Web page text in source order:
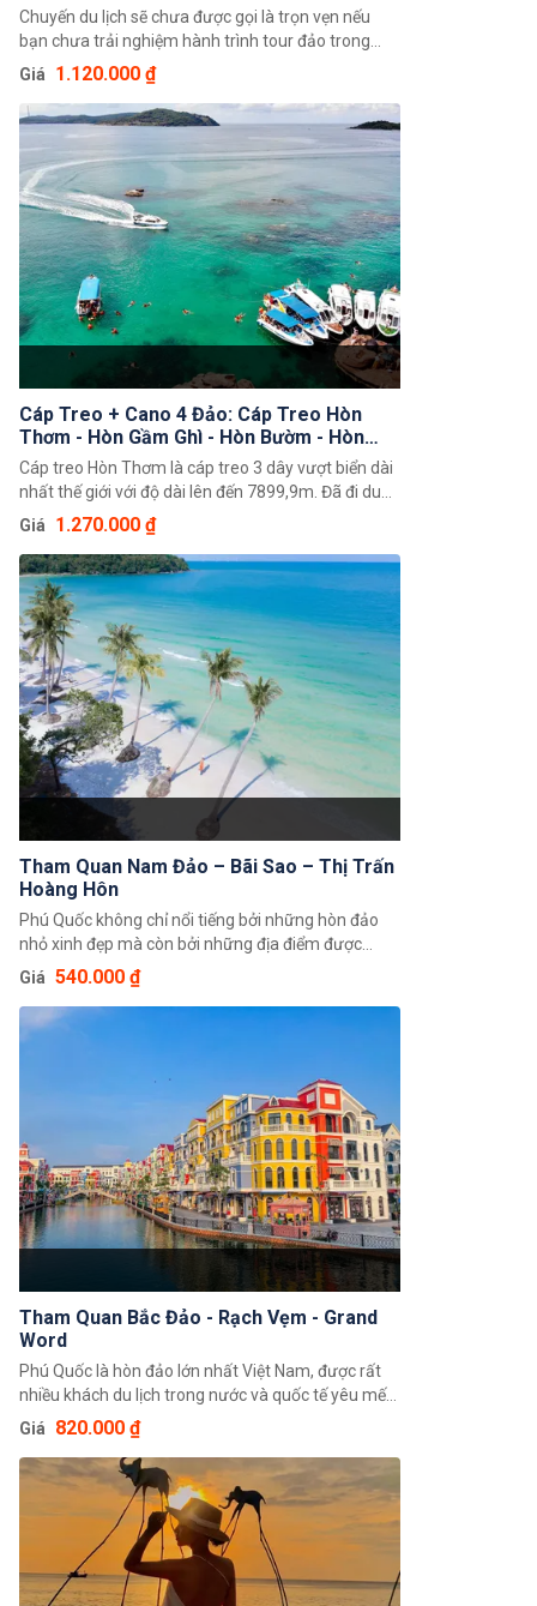
Chuyến du lịch sẽ chưa được gọi là trọn vẹn nếu
bạn chưa trải nghiệm hành trình tour đảo trong
ngày, sẽ càng thú vị hơn khi được kết hợp trải
nghiệm cáp treo hòn Thơm và công viên nước
Aquatopia. Tất cả tàu đều có 2 tầng với sức chứa
từ 30 đến 90 khách, tầng dưới là nơi sinh hoạt
chung và dùng bữa trưa, tầng trên là khu vực nghỉ
ngơi với các ghế nằm. Đây là loại hình di chuyển
thích hợp cho gia đình hoặc nhóm nhiều người.
Giá 1.120.000 ₫
Cáp Treo + Cano 4 Đảo: Cáp Treo Hòn
Thơm - Hòn Gầm Ghì - Hòn Bườm - Hòn
Mây Rút Trong
Cáp treo Hòn Thơm là cáp treo 3 dây vượt biển dài
nhất thế giới với độ dài lên đến 7899,9m. Đã đi du
lịch Phú Quốc không thể nào bỏ qua cơ hội trải
nghiệm tuyến cáp treo này. Ngoài ra quý khách còn
được vui chơi tại công viên nước Aquatopia và
tham gia Tour khám phá 4 hòn đảo đẹp nhất phía
nam Phú Quốc.
Giá 1.270.000 ₫
Tham Quan Nam Đảo – Bãi Sao – Thị Trấn
Hoàng Hôn
Phú Quốc không chỉ nổi tiếng bởi những hòn đảo
nhỏ xinh đẹp mà còn bởi những địa điểm được
thiên nhiên ban cho vẻ đẹp ngoạn mục, những
ngành nghề truyền thống mà không nhầm lẫn vào
bất cứ điểm đến du lịch nào khác. Đến Phú Quốc
không thể thiếu chuyến tham quan phía Nam, nơi
Giá 540.000 ₫
Tham Quan Bắc Đảo - Rạch Vẹm - Grand
Word
Phú Quốc là hòn đảo lớn nhất Việt Nam, được rất
nhiều khách du lịch trong nước và quốc tế yêu mến
bởi vẻ đẹp hoang sơ của thiên nhiên. Phú Quốc
không chỉ có biển mà còn có cả núi, rừng, những
con suối và những khu làng chài nổi tiếng xuất hiện
rất nhiều trong các lịch trình tour du lịch Phú Quốc.
Làng chài Rạch Vẹm, rừng nguyên sinh, Gành Dầu
là những địa điểm mới lạ và còn giữ được những
nét đẹp hoang sơ ban đầu mà quý khách không
thể bỏ qua.
Giá 820.000 ₫